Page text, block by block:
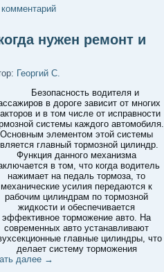
нужен ремонт и
Георгий С.
Безопасность водителя и
в дороге зависит от многих
и в том числе от исправности
системы каждого автомобиля.
Основным элементом этой системы
главный тормозной цилиндр.
Функция данного механизма
в том, что когда водитель
нажимает на педаль тормоза, то
механические усилия передаются к
рабочим цилиндрам по тормозной
жидкости и обеспечивается
эффективное торможение авто. На
современных авто устанавливают
главные цилиндры, что
делает систему торможения
далее →